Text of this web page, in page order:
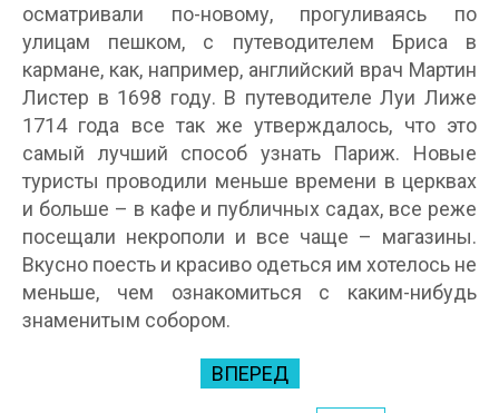
осматривали по-новому, прогуливаясь по
улицам пешком, с путеводителем Бриса в
кармане, как, например, английский врач Мартин
Листер в 1698 году. В путеводителе Луи Лиже
1714 года все так же утверждалось, что это
самый лучший способ узнать Париж. Новые
туристы проводили меньше времени в церквах
и больше – в кафе и публичных садах, все реже
посещали некрополи и все чаще – магазины.
Вкусно поесть и красиво одеться им хотелось не
меньше, чем ознакомиться с каким-нибудь
знаменитым собором.
ВПЕРЕД